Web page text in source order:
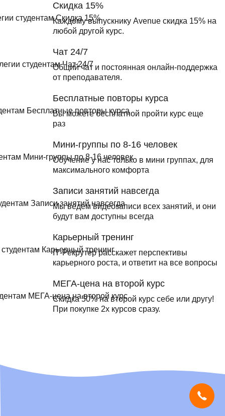
Скидка 15%
Каждому выпускнику Avenue скидка 15% на
любой другой курс.
Чат 24/7
Общий чат и постоянная онлайн-поддержка
от преподавателя.
Бесплатные повторы курса
Вы можете бесплатной пройти курс еще
раз
Мини-группы по 8-16 человек
Обучение у нас только в мини группах, для
максимального комфорта
Записи занятий навсегда
Мы ведем видеозаписи всех занятий, и они
будут вам доступны всегда
Карьерный тренинг
IТ-Рекрутер расскажет перспективы
карьерного роста, и ответит на все вопросы
МЕГА-цена на второй курс
Скидка 50% на второй курс себе или другу!
При покупке 2х курсов сразу.